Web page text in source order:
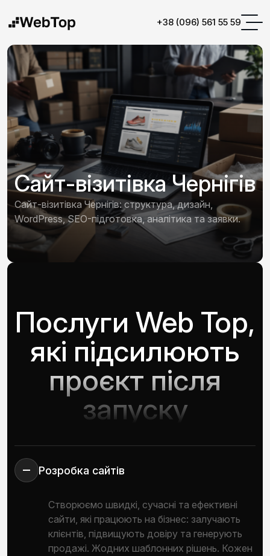
+38 (096) 561 55 59
Сайт-візитівка Чернігів
Сайт-візитівка Чернігів: структура, дизайн,
WordPress, SEO-підготовка, аналітика та заявки.
Послуги Web Top,
які підсилюють
проєкт після
запуску
Розробка сайтів
Створюємо швидкі, сучасні та ефективні
сайти, які працюють на бізнес: залучають
клієнтів, підвищують довіру та генерують
продажі. Жодних шаблонних рішень. Кожен